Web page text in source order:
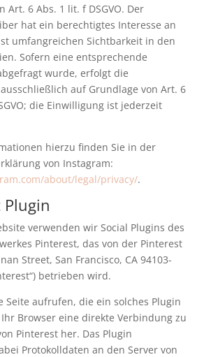
Art. 6 Abs. 1 lit. f DSGVO. Der
hat ein berechtigtes Interesse an
umfangreichen Sichtbarkeit in den
Sofern eine entsprechende
wurde, erfolgt die
auf Grundlage von Art. 6
die Einwilligung ist jederzeit
hierzu finden Sie in der
von Instagram:
about/legal/privacy/.
Plugin
verwenden wir Social Plugins des
Pinterest, das von der Pinterest
Street, San Francisco, CA 94103-
betrieben wird.
Seite aufrufen, die ein solches Plugin
Browser eine direkte Verbindung zu
Pinterest her. Das Plugin
Protokolldaten an den Server von